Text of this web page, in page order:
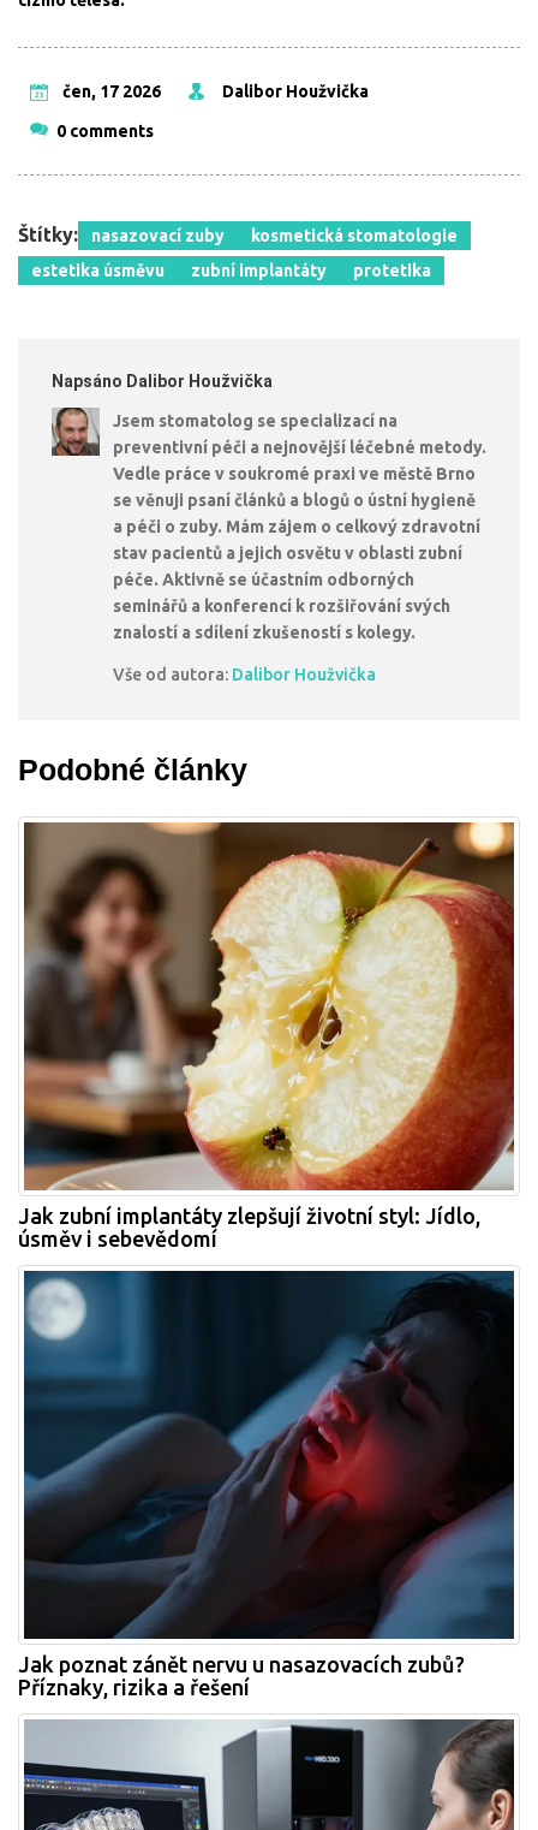
čen, 17 2026 Dalibor Houžvička
0 comments
Štítky: nasazovací zuby
kosmetická stomatologie
estetika úsměvu
zubní implantáty protetika
Napsáno Dalibor Houžvička
Jsem stomatolog se specializací na
preventivní péči a nejnovější léčebné metody.
Vedle práce v soukromé praxi ve městě Brno
se věnuji psaní článků a blogů o ústní hygieně
a péči o zuby. Mám zájem o celkový zdravotní
stav pacientů a jejich osvětu v oblasti zubní
péče. Aktivně se účastním odborných
seminářů a konferencí k rozšiřování svých
znalostí a sdílení zkušeností s kolegy.
Vše od autora: Dalibor Houžvička
Podobné články
Jak zubní implantáty zlepšují životní styl: Jídlo,
úsměv i sebevědomí
Jak poznat zánět nervu u nasazovacích zubů?
Příznaky, rizika a řešení